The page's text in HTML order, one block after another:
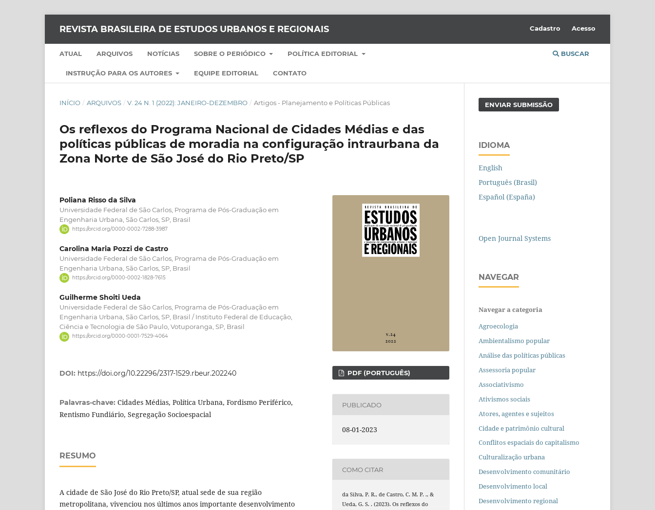
REVISTA BRASILEIRA DE ESTUDOS URBANOS E REGIONAIS
ATUAL ARQUIVOS NOTÍCIAS SOBRE O PERIÓDICO POLÍTICA EDITORIAL
INSTRUÇÃO PARA OS AUTORES EQUIPE EDITORIAL CONTATO
BUSCAR
Cadastro Acesso
INÍCIO / ARQUIVOS / V. 24 N. 1 (2022): JANEIRO-DEZEMBRO / Artigos - Planejamento e Políticas Públicas
Os reflexos do Programa Nacional de Cidades Médias e das
políticas públicas de moradia na configuração intraurbana da
Zona Norte de São José do Rio Preto/SP
Poliana Risso da Silva
Universidade Federal de São Carlos, Programa de Pós-Graduação em
Engenharia Urbana, São Carlos, SP, Brasil
https://orcid.org/0000-0002-7288-3987
Carolina Maria Pozzi de Castro
Universidade Federal de São Carlos, Programa de Pós-Graduação em
Engenharia Urbana, São Carlos, SP, Brasil
https://orcid.org/0000-0002-1828-7615
Guilherme Shoiti Ueda
Universidade Federal de São Carlos, Programa de Pós-Graduação em
Engenharia Urbana, São Carlos, SP, Brasil / Instituto Federal de Educação,
Ciência e Tecnologia de São Paulo, Votuporanga, SP, Brasil
https://orcid.org/0000-0001-7529-4064
DOI: https://doi.org/10.22296/2317-1529.rbeur.202240
Palavras-chave: Cidades Médias, Política Urbana, Fordismo Periférico,
Rentismo Fundiário, Segregação Socioespacial
RESUMO
A cidade de São José do Rio Preto/SP, atual sede de sua região
metropolitana, vivenciou nos últimos anos importante desenvolvimento
PDF (PORTUGUÊS)
PUBLICADO
08-01-2023
COMO CITAR
da Silva, P. R., de Castro, C. M. P. ., &
Ueda, G. S. . (2023). Os reflexos do
ENVIAR SUBMISSÃO
IDIOMA
English
Português (Brasil)
Español (España)
Open Journal Systems
NAVEGAR
Navegar a categoria
Agroecologia
Ambientalismo popular
Análise das políticas públicas
Assessoria popular
Associativismo
Ativismos sociais
Atores, agentes e sujeitos
Cidade e patrimônio cultural
Conflitos espaciais do capitalismo
Culturalização urbana
Desenvolvimento comunitário
Desenvolvimento local
Desenvolvimento regional